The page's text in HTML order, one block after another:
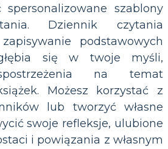
szablony
Dziennik czytania
podstawowych
się w twoje myśli,
na temat
Możesz korzystać z
lub tworzyć własne
swoje refleksje, ulubione
i powiązania z własnym